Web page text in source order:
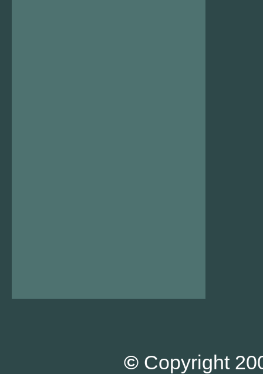
© Copyright